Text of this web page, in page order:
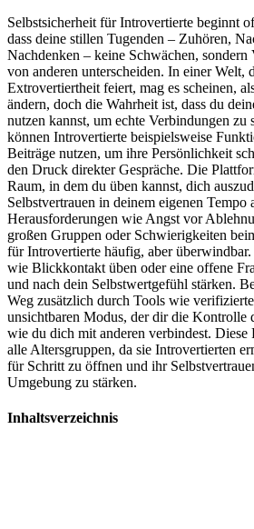
Selbstsicherheit für Introvertierte beginnt
dass deine stillen Tugenden – Zuhören,
Nachdenken – keine Schwächen, sondern
von anderen unterscheiden. In einer Welt,
Extrovertiertheit feiert, mag es scheinen,
ändern, doch die Wahrheit ist, dass du
nutzen kannst, um echte Verbindungen
können Introvertierte beispielsweise
Beiträge nutzen, um ihre Persönlichkeit
den Druck direkter Gespräche. Die
Raum, in dem du üben kannst, dich
Selbstvertrauen in deinem eigenen Tempo
Herausforderungen wie Angst vor
großen Gruppen oder Schwierigkeiten
für Introvertierte häufig, aber
wie Blickkontakt üben oder eine offene
und nach dein Selbstwertgefühl stärken.
Weg zusätzlich durch Tools wie
unsichtbaren Modus, der dir die Kontrolle
wie du dich mit anderen verbindest.
alle Altersgruppen, da sie Introvertierten
für Schritt zu öffnen und ihr
Umgebung zu stärken.
Inhaltsverzeichnis